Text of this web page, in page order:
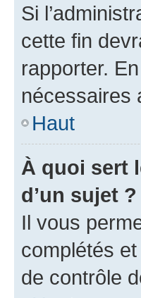
Si
cette fin
rapporter.
nécessaires
Haut
À quoi sert
d’un sujet ?
Il vous
complétés
de contrôle